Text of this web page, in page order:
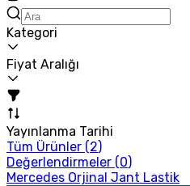
Kategori
Fiyat Aralığı
Yayınlanma Tarihi
Tüm Ürünler (2)
Değerlendirmeler (0)
Mercedes Orjinal Jant Lastik